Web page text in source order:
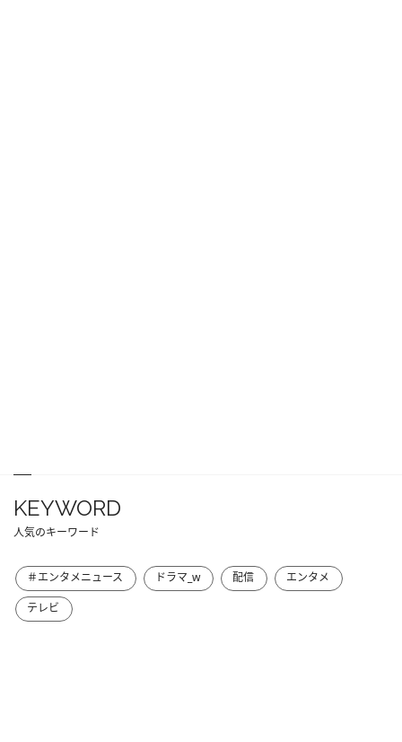
KEYWORD
人気のキーワード
＃エンタメニュース ドラマ_w 配信
エンタメ
テレビ